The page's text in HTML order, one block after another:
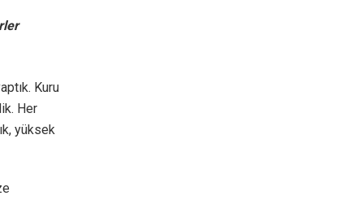
Kuru
Her
yüksek